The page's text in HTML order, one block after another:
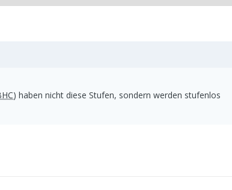
) haben nicht diese Stufen, sondern werden stufenlos